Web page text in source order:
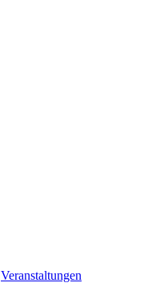
Veranstaltungen